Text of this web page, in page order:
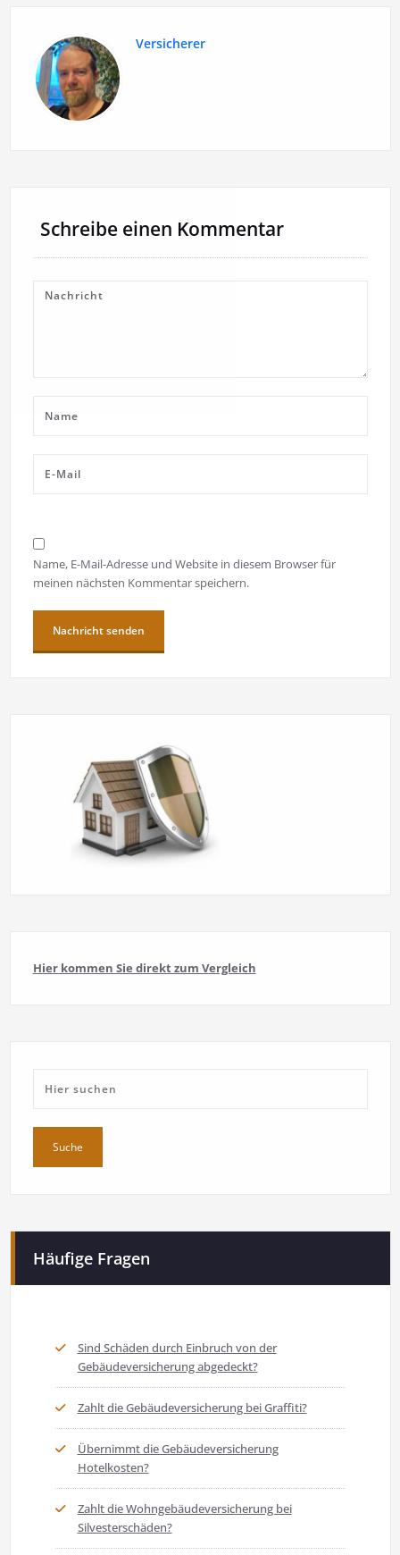
Versicherer
Schreibe einen Kommentar
Name, E-Mail-Adresse und Website in diesem Browser für
meinen nächsten Kommentar speichern.
Hier kommen Sie direkt zum Vergleich
Häufige Fragen
Sind Schäden durch Einbruch von der
Gebäudeversicherung abgedeckt?
Zahlt die Gebäudeversicherung bei Graffiti?
Übernimmt die Gebäudeversicherung
Hotelkosten?
Zahlt die Wohngebäudeversicherung bei
Silvesterschäden?